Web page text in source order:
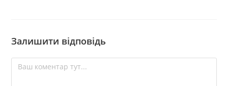
Залишити відповідь